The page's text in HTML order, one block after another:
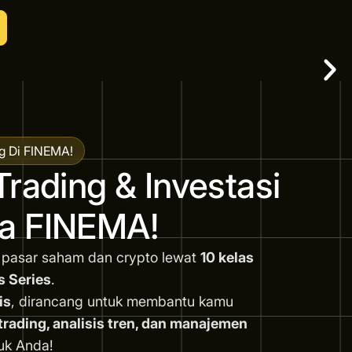
Di FINEMA!
& Investasi
FINEMA!
saham dan crypto lewat 10 kelas
Series.
, dirancang untuk membantu kamu
analisis tren, dan manajemen
Anda!